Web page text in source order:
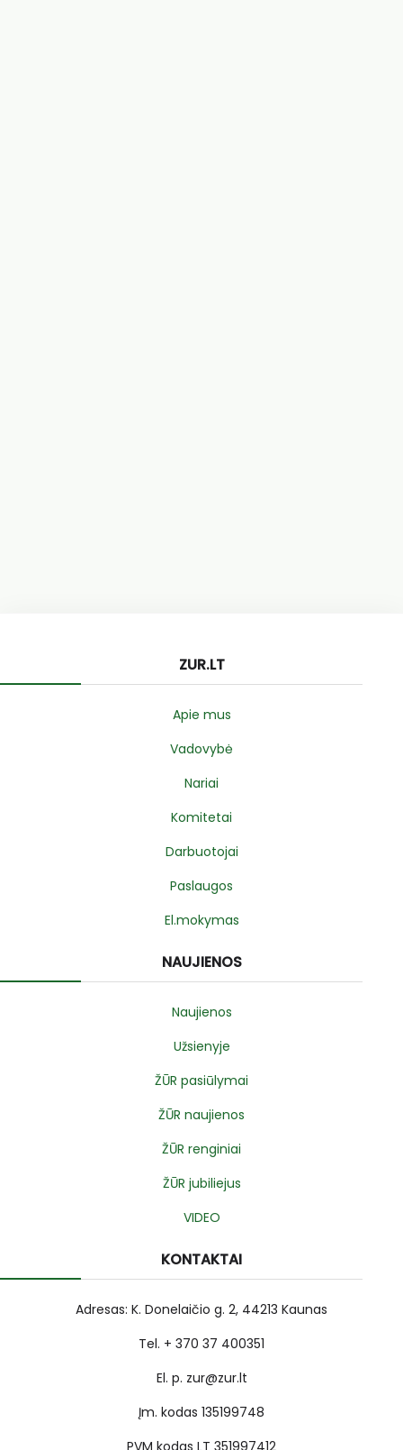
ZUR.LT
Apie mus
Vadovybė
Nariai
Komitetai
Darbuotojai
Paslaugos
El.mokymas
NAUJIENOS
Naujienos
Užsienyje
ŽŪR pasiūlymai
ŽŪR naujienos
ŽŪR renginiai
ŽŪR jubiliejus
VIDEO
KONTAKTAI
Adresas: K. Donelaičio g. 2, 44213 Kaunas
Tel. + 370 37 400351
El. p. zur@zur.lt
Įm. kodas 135199748
PVM kodas LT 351997412